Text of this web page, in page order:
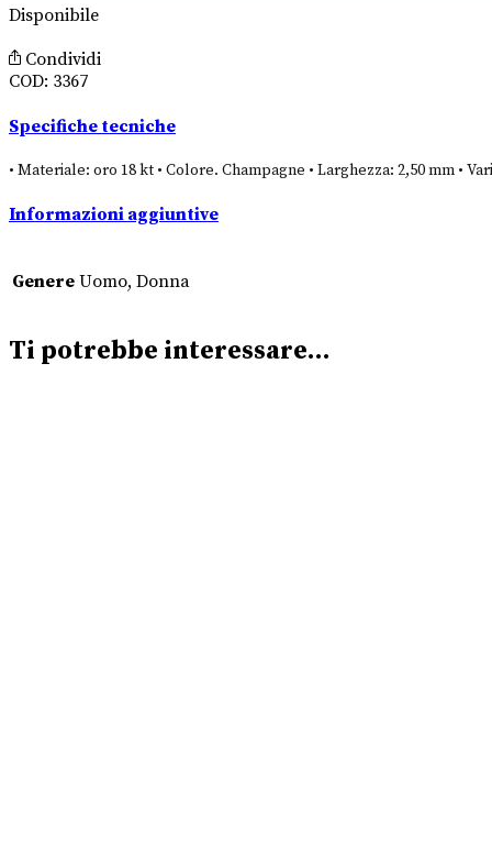
Disponibile
Condividi
COD: 3367
Specifiche tecniche
• Materiale: oro 18 kt • Colore. Champagne • Larghezza: 2,50 mm •
Informazioni aggiuntive
Genere Uomo, Donna
Ti potrebbe interessare…